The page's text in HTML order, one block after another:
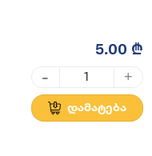
5.00 ₾
- +
დამატება